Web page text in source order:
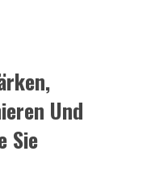
Und
Sie